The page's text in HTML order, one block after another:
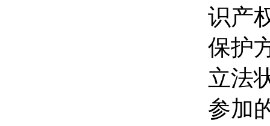
识产
保护
立法
参加